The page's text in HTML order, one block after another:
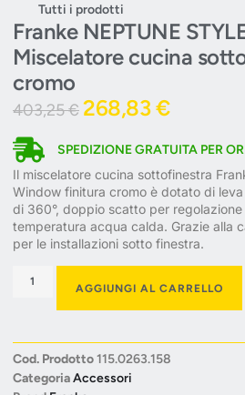
Tutti i prodotti
Franke NEPTUNE
Miscelatore cucina
cromo
403,25€268,83€
SPEDIZIONE GRATUITA PER
Il miscelatore cucina sottofinestra
Window finitura cromo è dotato di
di 360°, doppio scatto per
temperatura acqua calda. Grazie alla
per le installazioni sotto finestra.
AGGIUNGI AL CARRELLO
Cod. Prodotto115.0263.158
CategoriaAccessori